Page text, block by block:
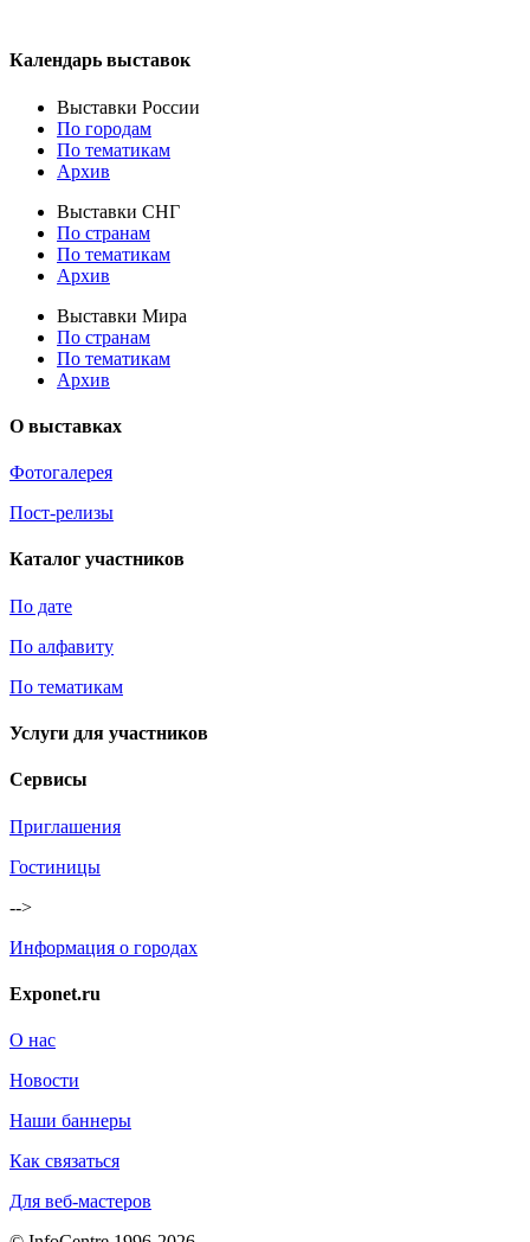
Календарь выставок
Выставки России
По городам
По тематикам
Архив
Выставки СНГ
По странам
По тематикам
Архив
Выставки Мира
По странам
По тематикам
Архив
О выставках
Фотогалерея
Пост-релизы
Каталог участников
По дате
По алфавиту
По тематикам
Услуги для участников
Сервисы
Приглашения
Гостиницы
-->
Информация о городах
Exponet.ru
О нас
Новости
Наши баннеры
Как связаться
Для веб-мастеров